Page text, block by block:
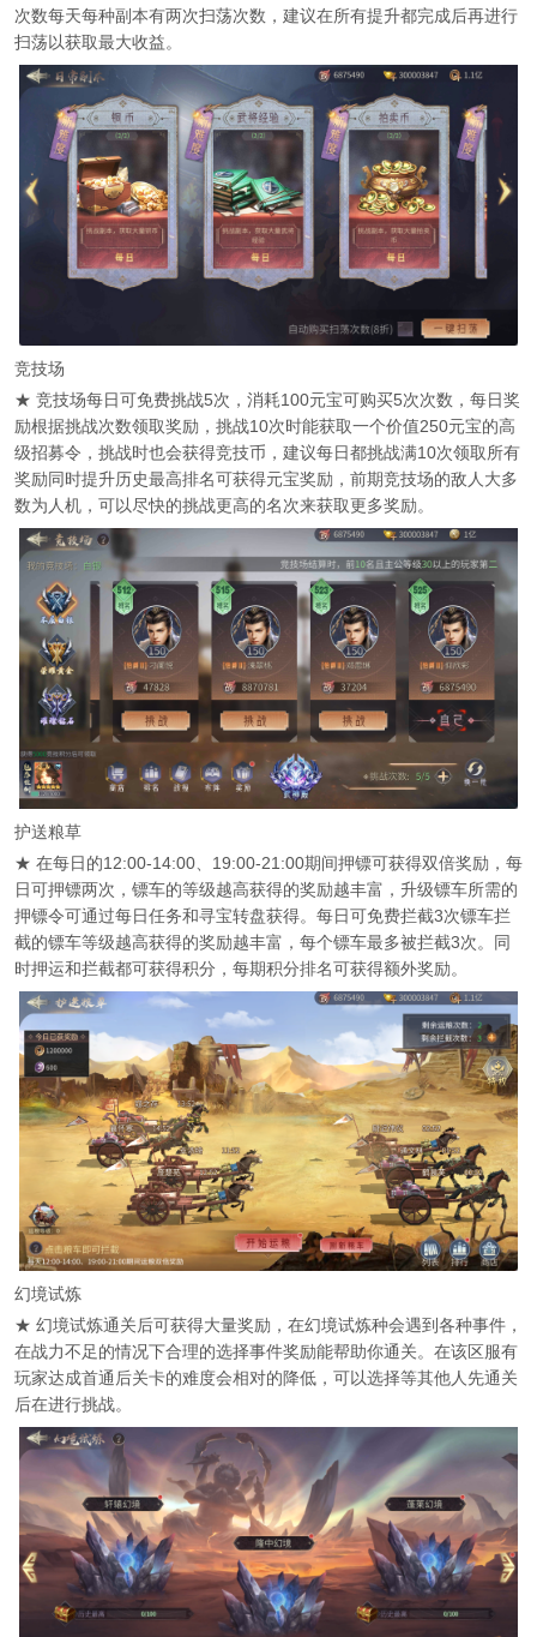
次数每天每种副本有两次扫荡次数，建议在所有提升都完成后再进行
扫荡以获取最大收益。
竞技场
★ 竞技场每日可免费挑战5次，消耗100元宝可购买5次次数，每日奖
励根据挑战次数领取奖励，挑战10次时能获取一个价值250元宝的高
级招募令，挑战时也会获得竞技币，建议每日都挑战满10次领取所有
奖励同时提升历史最高排名可获得元宝奖励，前期竞技场的敌人大多
数为人机，可以尽快的挑战更高的名次来获取更多奖励。
护送粮草
★ 在每日的12:00-14:00、19:00-21:00期间押镖可获得双倍奖励，每
日可押镖两次，镖车的等级越高获得的奖励越丰富，升级镖车所需的
押镖令可通过每日任务和寻宝转盘获得。每日可免费拦截3次镖车拦
截的镖车等级越高获得的奖励越丰富，每个镖车最多被拦截3次。同
时押运和拦截都可获得积分，每期积分排名可获得额外奖励。
幻境试炼
★ 幻境试炼通关后可获得大量奖励，在幻境试炼种会遇到各种事件，
在战力不足的情况下合理的选择事件奖励能帮助你通关。在该区服有
玩家达成首通后关卡的难度会相对的降低，可以选择等其他人先通关
后在进行挑战。